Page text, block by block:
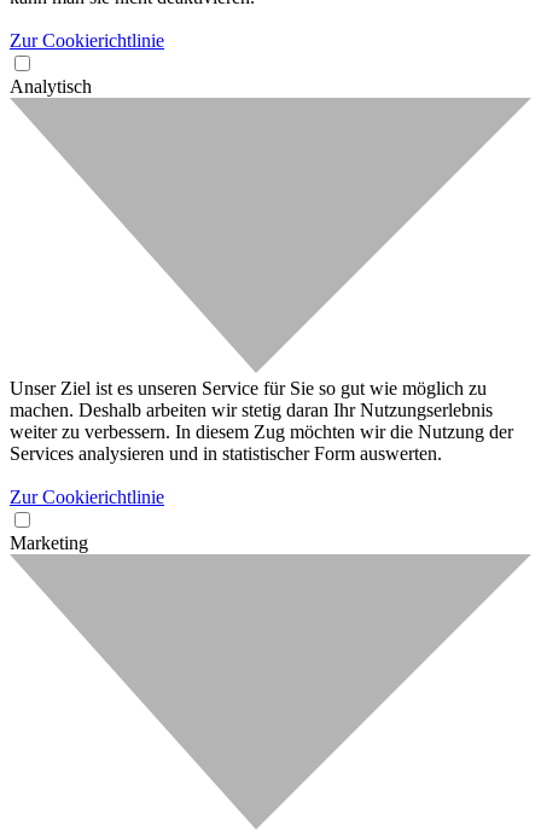
Zur Cookierichtlinie
Analytisch
Unser Ziel ist es unseren Service für Sie so gut wie möglich zu
machen. Deshalb arbeiten wir stetig daran Ihr Nutzungserlebnis
weiter zu verbessern. In diesem Zug möchten wir die Nutzung der
Services analysieren und in statistischer Form auswerten.
Zur Cookierichtlinie
Marketing